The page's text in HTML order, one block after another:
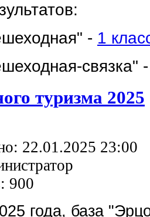
- 1
связка"
туризма 2025
22.01.2025 23:00
900
года, база